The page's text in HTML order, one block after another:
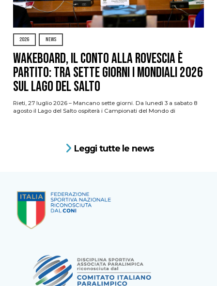
2026 NEWS
Wakeboard, il conto alla rovescia è
partito: tra sette giorni i Mondiali 2026
sul Lago del Salto
Rieti, 27 luglio 2026 – Mancano sette giorni. Da lunedì 3 a sabato 8
agosto il Lago del Salto ospiterà i Campionati del Mondo di
Leggi tutte le news